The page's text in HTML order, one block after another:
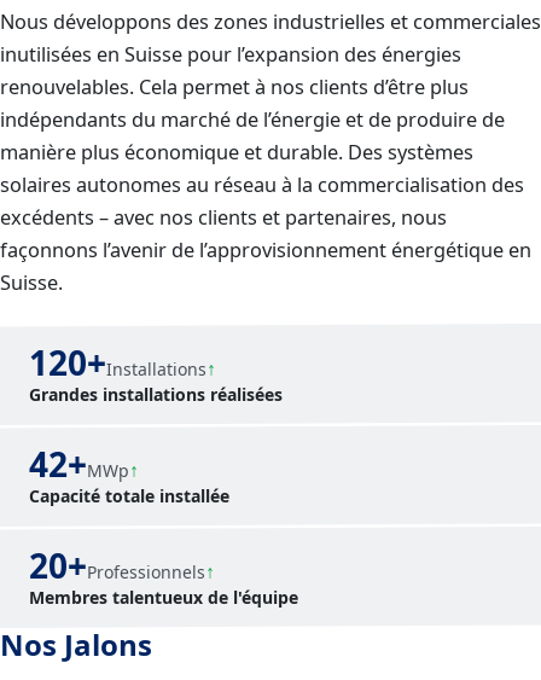
Nous développons des zones industrielles et commerciales
inutilisées en Suisse pour l’expansion des énergies
renouvelables. Cela permet à nos clients d’être plus
indépendants du marché de l’énergie et de produire de
manière plus économique et durable. Des systèmes
solaires autonomes au réseau à la commercialisation des
excédents – avec nos clients et partenaires, nous
façonnons l’avenir de l’approvisionnement énergétique en
Suisse.
120+Installations
Grandes installations réalisées
42+MWp
Capacité totale installée
20+Professionnels
Membres talentueux de l'équipe
Nos Jalons